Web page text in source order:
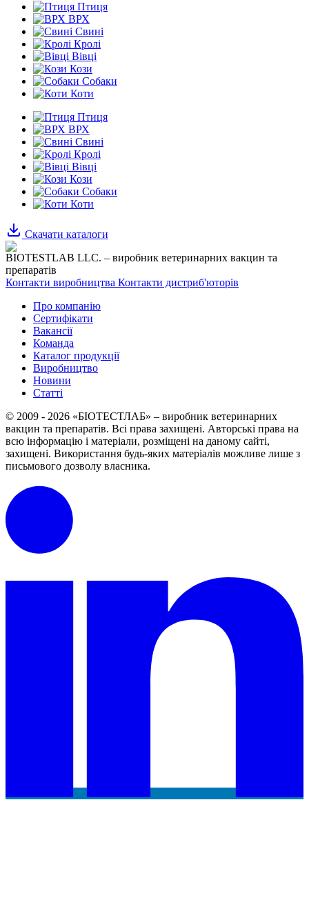
Птиця
ВРХ
Свині
Кролі
Вівці
Кози
Собаки
Коти
Птиця
ВРХ
Свині
Кролі
Вівці
Кози
Собаки
Коти
Скачати каталоги
BIOTESTLAB LLC. – виробник ветеринарних вакцин та
препаратів
Контакти виробництва Контакти дистриб'юторів
Про компанію
Сертифікати
Вакансії
Команда
Каталог продукції
Виробництво
Новини
Статті
© 2009 - 2026 «БІОТЕСТЛАБ» – виробник ветеринарних
вакцин та препаратів. Всі права захищені. Авторські права на
всю інформацію і матеріали, розміщені на даному сайті,
захищені. Використання будь-яких матеріалів можливе лише з
письмового дозволу власника.